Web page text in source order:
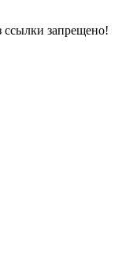
ссылки запрещено!